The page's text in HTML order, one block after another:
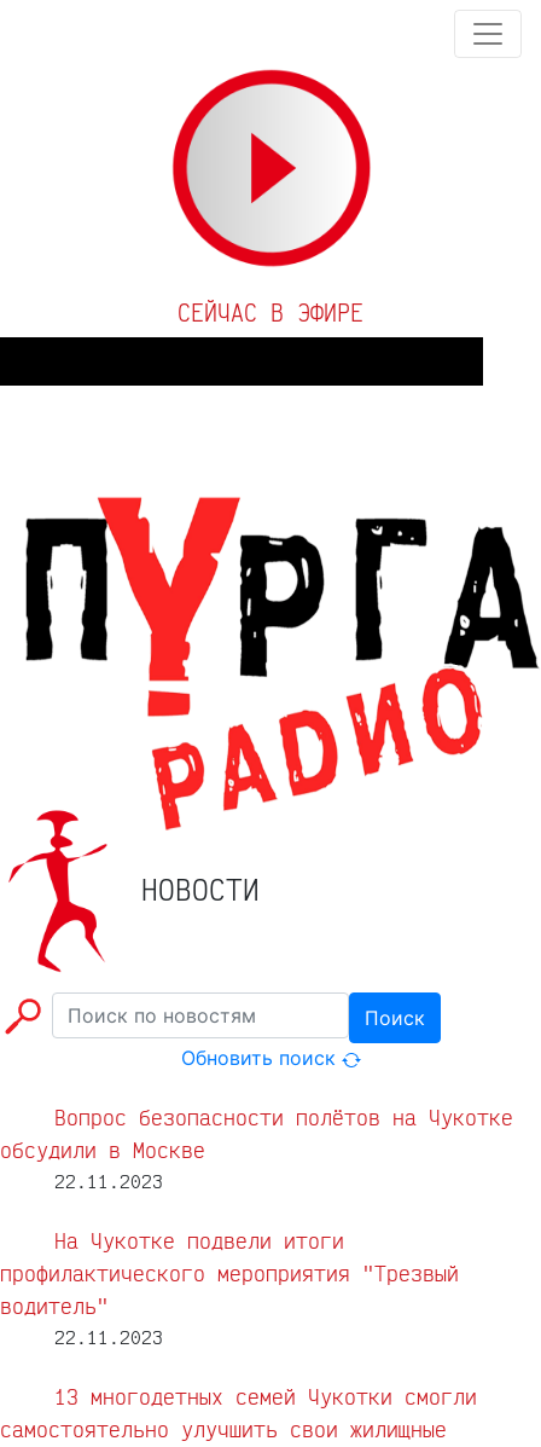
СЕЙЧАС В ЭФИРЕ
Player
НОВОСТИ
Поиск
Обновить поиск
Вопрос безопасности полётов на Чукотке
обсудили в Москве
22.11.2023
На Чукотке подвели итоги
профилактического мероприятия "Трезвый
водитель"
22.11.2023
13 многодетных семей Чукотки смогли
самостоятельно улучшить свои жилищные